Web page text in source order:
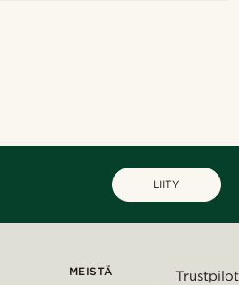
LIITY
MEISTÄ Trustpilot